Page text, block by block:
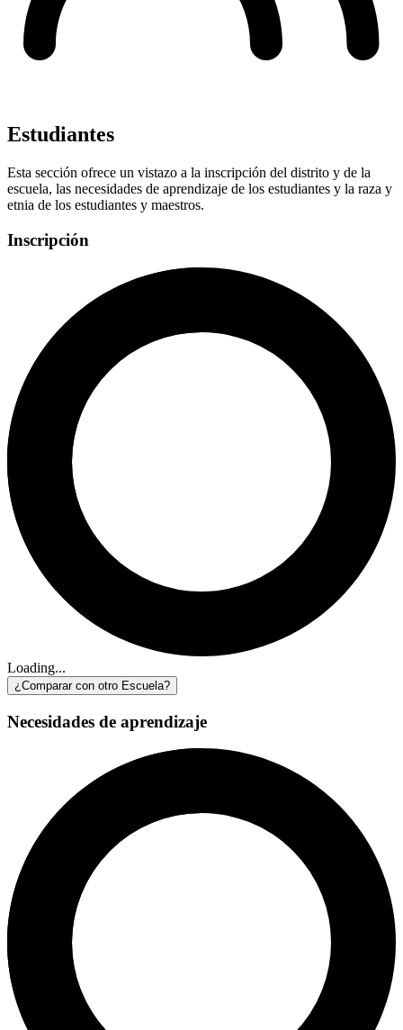
Estudiantes
Esta sección ofrece un vistazo a la inscripción del distrito y de la
escuela, las necesidades de aprendizaje de los estudiantes y la raza y
etnia de los estudiantes y maestros.
Inscripción
Loading...
¿Comparar con otro Escuela?
Necesidades de aprendizaje